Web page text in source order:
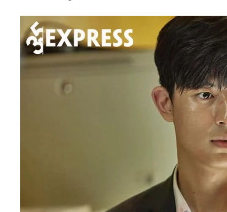
zombie đầy kịch tính này,
Park Solomon
đã
tỏa sáng rực rỡ với vai diễn Lee Su Hyeok, một
học sinh dũng cảm, luôn bảo vệ bạn bè. Vai
diễn này đòi hỏi không chỉ kỹ năng diễn xuất
nội tâm mà còn cả những cảnh hành động